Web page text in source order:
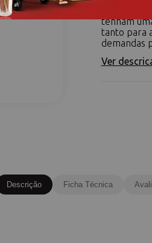
tenham
tanto para
demandas
Ver
Descrição Ficha Técnica